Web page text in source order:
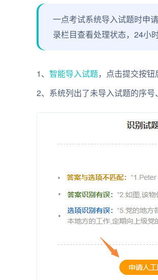
一点考试系统导入试题时申
录栏目查看处理状态，24小
1、 智能导入试题，点击提交按钮
2、系统列出了未导入试题的序号